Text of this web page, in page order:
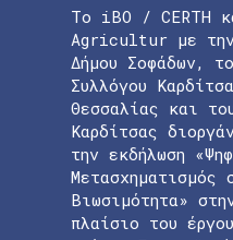
Το iBO / CERTH
Agricultur με την
Δήμου Σοφάδων,
Συλλόγου
Θεσσαλίας και
Καρδίτσας
την εκδήλωση
Μετασχηματισμός
Βιωσιμότητα»
πλαίσιο του